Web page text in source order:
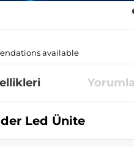
available
Led Ünite